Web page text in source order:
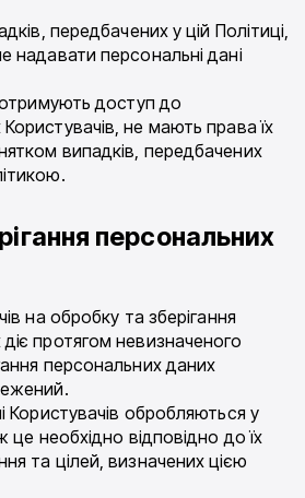
передбачених у цій Політиці,
надавати персональні дані
доступ до
не мають права їх
випадків, передбачених
персональних
на обробку та зберігання
протягом невизначеного
персональних даних
Користувачів обробляються у
це необхідно відповідно до їх
та цілей, визначених цією